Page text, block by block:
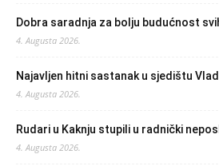
Dobra saradnja za bolju budućnost
4. Augusta 2026.
Najavljen hitni sastanak u sjedištu
4. Augusta 2026.
Rudari u Kaknju stupili u radnički
4. Augusta 2026.